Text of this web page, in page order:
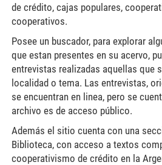
de crédito, cajas populares,
cooperativos.
Posee un buscador, para explorar
que estan presentes en su acervo,
entrevistas realizadas aquellas que
localidad o tema. Las entrevistas,
se encuentran en linea, pero se
archivo es de acceso público.
Además el sitio cuenta con una
Biblioteca, con acceso a textos
cooperativismo de crédito en la